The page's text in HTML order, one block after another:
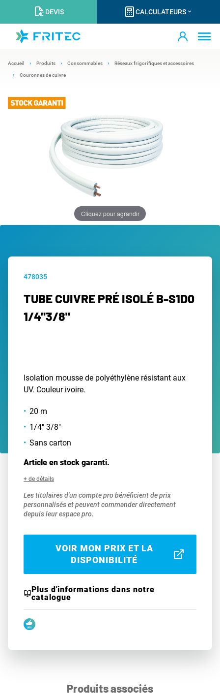
DEVIS CALCULATEURS
Accueil Produits Consommables Réseaux frigorifiques et accessoires
Couronnes de cuivre
Cliquez pour agrandir
478035
TUBE CUIVRE PRÉ ISOLÉ B-S1D0
1/4"3/8"
Isolation mousse de polyéthylène résistant aux
UV. Couleur ivoire.
20 m
1/4" 3/8"
Sans carton
Article en stock garanti.
+ de détails
Les titulaires d'un compte pro bénéficient de prix
personnalisés et peuvent commander directement
depuis leur espace pro.
VOIR MON PRIX ET LA
DISPONIBILITÉ
Plus d'informations dans notre
catalogue
Produits associés